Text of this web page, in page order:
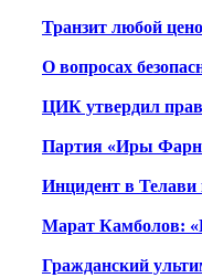
Транзит любой
О вопросах
ЦИК утвердил
Партия «Иры
Инцидент в Телави
Марат Камболов:
Гражданский